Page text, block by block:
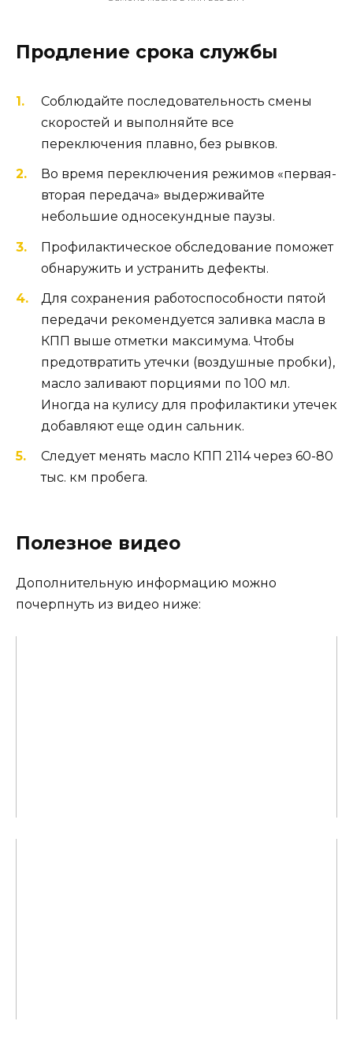
Продление срока службы
Соблюдайте последовательность смены
скоростей и выполняйте все
переключения плавно, без рывков.
Во время переключения режимов «первая-
вторая передача» выдерживайте
небольшие односекундные паузы.
Профилактическое обследование поможет
обнаружить и устранить дефекты.
Для сохранения работоспособности пятой
передачи рекомендуется заливка масла в
КПП выше отметки максимума. Чтобы
предотвратить утечки (воздушные пробки),
масло заливают порциями по 100 мл.
Иногда на кулису для профилактики утечек
добавляют еще один сальник.
Следует менять масло КПП 2114 через 60-80
тыс. км пробега.
Полезное видео
Дополнительную информацию можно
почерпнуть из видео ниже: